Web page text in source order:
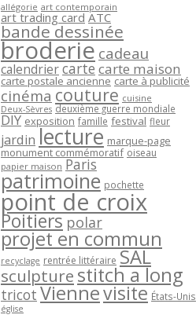
allégorie art contemporain
art trading card ATC
bande dessinée
broderie cadeau
calendriercartecarte maison
carte postale ancienne carte à publicité
cinéma couture cuisine
Deux-Sèvres deuxième guerre mondiale
DIY exposition famille festival fleur
jardin lecture marque-page
monument commémoratif oiseau
papier maison Paris
patrimoine pochette
point de croix
Poitiers polar
projet en commun
recyclage rentrée littéraire SAL
sculpture stitch a long
tricot Viennevisite États-Unis
église